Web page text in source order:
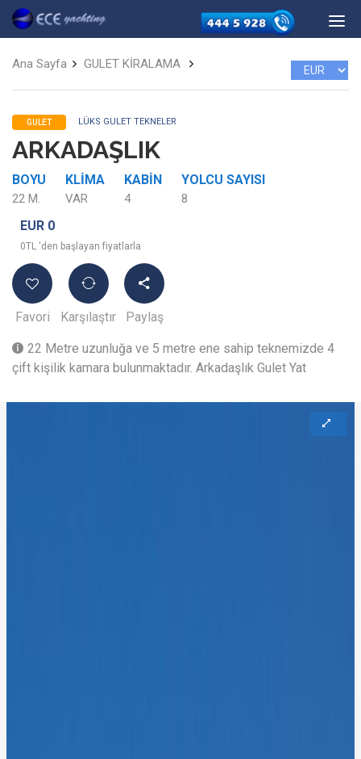
Ana Sayfa GULET KİRALAMA
GULET LÜKS GULET TEKNELER
ARKADAŞLIK
BOYU
22 M.
KLIMA
VAR
KABIN
4
YOLCU SAYISI
8
EUR 0
0TL 'den başlayan fiyatlarla
Favori Karşılaştır Paylaş
22 Metre uzunluğa ve 5 metre ene sahip teknemizde 4
çift kişilik kamara bulunmaktadır. Arkadaşlık Gulet Yat